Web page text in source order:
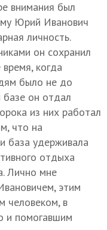
внимания был
Юрий Иванович
личность.
он сохранил
когда
было не до
базе он отдал
из них работал
что на
база удерживала
отдыха
Лично мне
этим
человеком, в
и помогавшим